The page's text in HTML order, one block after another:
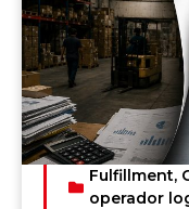
Fulfillment,
operador